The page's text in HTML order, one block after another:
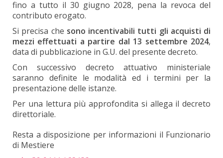
fino a tutto il 30 giugno 2028, pena la revoca del
contributo erogato.
Si precisa che sono incentivabili tutti gli acquisti di
mezzi effettuati a partire dal 13 settembre 2024,
data di pubblicazione in G.U. del presente decreto.
Con successivo decreto attuativo ministeriale
saranno definite le modalità ed i termini per la
presentazione delle istanze.
Per una lettura più approfondita si allega il decreto
direttoriale.
Resta a disposizione per informazioni il Funzionario
di Mestiere